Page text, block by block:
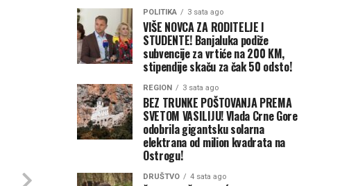
POLITIKA 3 sata ago
VIŠE NOVCA ZA RODITELJE I
STUDENTE! Banjaluka podiže
subvencije za vrtiće na 200 KM,
stipendije skaču za čak 50 odsto!
REGION 3 sata ago
BEZ TRUNKE POŠTOVANJA PREMA
SVETOM VASILIJU! Vlada Crne Gore
odobrila gigantsku solarna
elektrana od milion kvadrata na
Ostrogu!
DRUŠTVO 4 sata ago